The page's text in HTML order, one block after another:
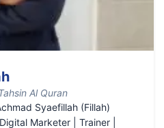
Al Quran
Syaefillah (Fillah)
Marketer | Trainer |